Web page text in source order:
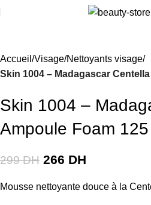
Accueil Visage Nettoyants visage
Skin 1004 – Madagascar
Skin 1004 –
Ampoule Foam
299DH 266 DH
Mousse nettoyante douce à la